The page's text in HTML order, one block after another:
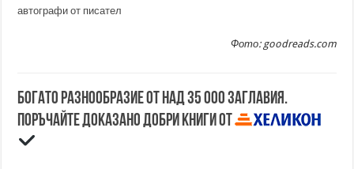
автографи от писател
Фото: goodreads.com
Богато разнообразие от над 35 000 заглавия.
Поръчайте доказано добри книги от